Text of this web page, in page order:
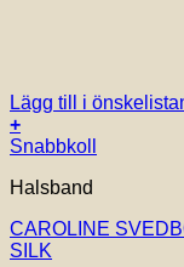
Lägg till i
+
Snabbkoll
Halsband
CAROLINE
SILK